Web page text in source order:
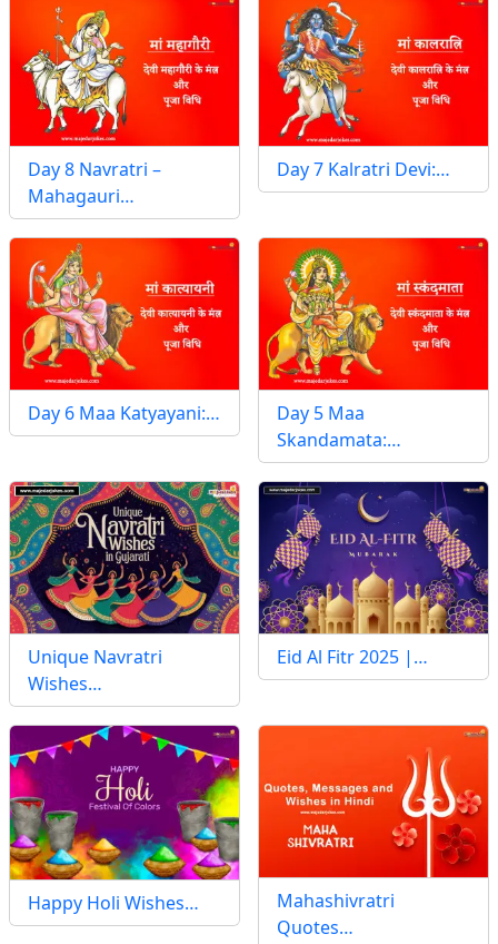
Day 8 Navratri –
Mahagauri…
Day 7 Kalratri Devi:…
Day 6 Maa Katyayani:…
Day 5 Maa
Skandamata:…
Unique Navratri
Wishes…
Eid Al Fitr 2025 |…
Happy Holi Wishes…
Mahashivratri
Quotes…